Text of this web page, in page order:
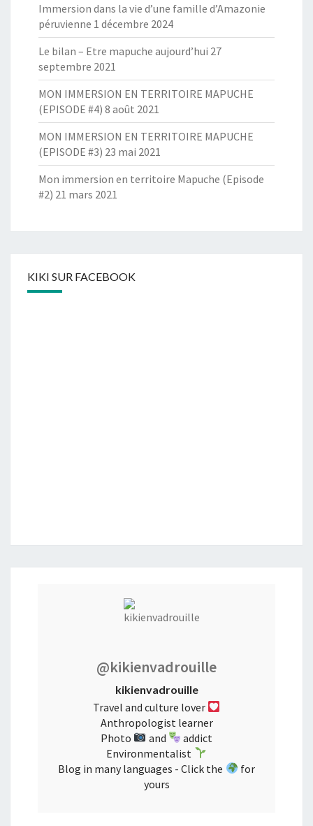
Immersion dans la vie d’une famille d’Amazonie
péruvienne 1 décembre 2024
Le bilan – Etre mapuche aujourd’hui 27
septembre 2021
MON IMMERSION EN TERRITOIRE MAPUCHE
(EPISODE #4) 8 août 2021
MON IMMERSION EN TERRITOIRE MAPUCHE
(EPISODE #3) 23 mai 2021
Mon immersion en territoire Mapuche (Episode
#2) 21 mars 2021
KIKI SUR FACEBOOK
@kikienvadrouille
kikienvadrouille
Travel and culture lover
Anthropologist learner
Photo
and
addict
Environmentalist
Blog in many languages - Click the
for
yours